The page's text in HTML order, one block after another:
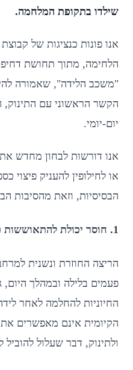
שילדו בתקופת המלחמה.
אנו פונות כנציגות של
הלחימה, מתוך תחושת
"משכב הלידה", שאמורה
הקשר הראשוני עם התינוק,
יום-יומי.
אנו דורשות לבחון מחדש
או לחילופין להעניק פיצוי
הבסיסיות, וזאת מהסיבות
1. חוסר יכולת להתאוששות פיזית ונפשית
הריצה החוזרת ונשנית
פעמים בלילה ובמהלך
החיוניות להחלמה לאחר
הקיומית אינם מאפשרים
ולתינוק, דבר שעלול